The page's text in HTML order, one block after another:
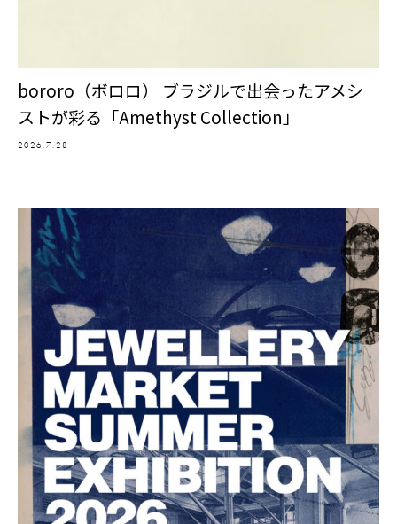
bororo（ボロロ） ブラジルで出会ったアメシ
ストが彩る「Amethyst Collection」
2026.7.28